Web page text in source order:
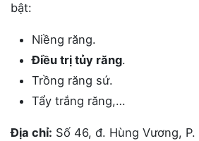
bật:
Niềng răng.
Điều trị tủy răng.
Trồng răng sứ.
Tẩy trắng răng,…
Địa chỉ: Số 46, đ. Hùng Vương,